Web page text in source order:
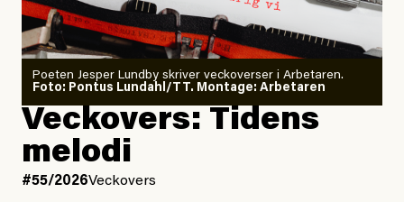
granskar vänstern
Publicerad6 August, 2026
Uppdaterad6 August, 2026
Joel Kellgren
Publicerad3 August, 2026
Uppdaterad3 August, 2026
Poeten Jesper Lundby skriver veckoverser i Arbetaren.
Foto: Pontus Lundahl/TT. Montage: Arbetaren
Veckovers: Tidens
melodi
#55/2026Veckovers